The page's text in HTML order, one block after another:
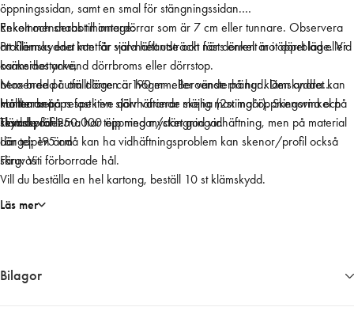
r
r
,
1
9
5
c
m
V
i
t
e
Bilagor
öppningssidan, samt en smal för stängningssidan.
Rekommenderas till innerdörrar som är 7 cm eller tunnare. Observera
att klämskyddet inte får vara helt utsträckt när dörren är i öppet läge. Vid
osäkerhet använd dörrbroms eller dörrstop.
Max bredd i utfällt läge ca 190 mm. Beroende på hur klämskyddet kan
monteras på respektive dörr varierar möjlig maximal öppningsvinkel på
klämskyddet.
Enkelt och snabbt montage:
Profilernas ena kant är självhäftande och fästs enkelt mot dörrblad eller
karmsidostycke,
beroende på om dörren är höger- eller vänsterhängd. Den andra
kanten snäpps fast i en självhäftande skena (2st ingår). Skenorna och
skyddsprofilerna har tejp med mycket god vidhäftning, men på material
där tejpen ändå kan ha vidhäftningsproblem kan skenor/profil också
skruvas i förborrade hål.
Hållbarhet:
Testade för 250.000 öppningar/stängningar.
Längd: 195 cm
Färg: Vit
Vill du beställa en hel kartong, beställ 10 st klämskydd.
Läs mer